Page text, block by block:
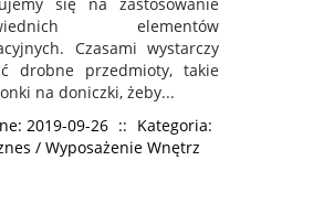
elementów
Czasami wystarczy
drobne przedmioty, takie
na doniczki, żeby...
2019-09-26 :: Kategoria:
/ Wyposażenie Wnętrz